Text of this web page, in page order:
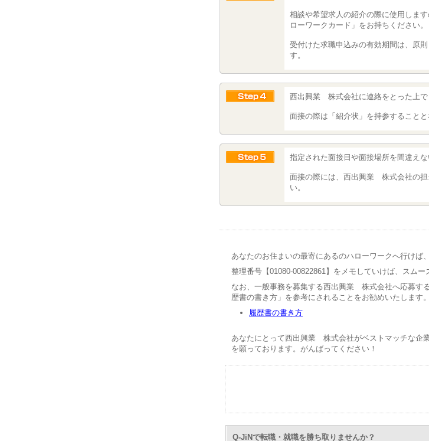
相談や希望求人の紹介の際に使用しま
ローワークカード」をお持ちください。
受付けた求職申込みの有効期間は、原
す。
西出興業 株式会社に連絡をとった上で
面接の際は「紹介状」を持参することと
指定された面接日や面接場所を間違え
面接の際には、西出興業 株式会社の担
い。
あなたのお住まいの最寄にあるのハローワークへ行けば
整理番号【01080-00822861】をメモしていけば、スムー
なお、一般事務を募集する西出興業 株式会社へ応募す
歴書の書き方」を参考にされることをお勧めいたします。
履歴書の書き方
あなたにとって西出興業 株式会社がベストマッチな企
を願っております。がんばってください！
Q-JiNで転職・就職を勝ち取りませんか？